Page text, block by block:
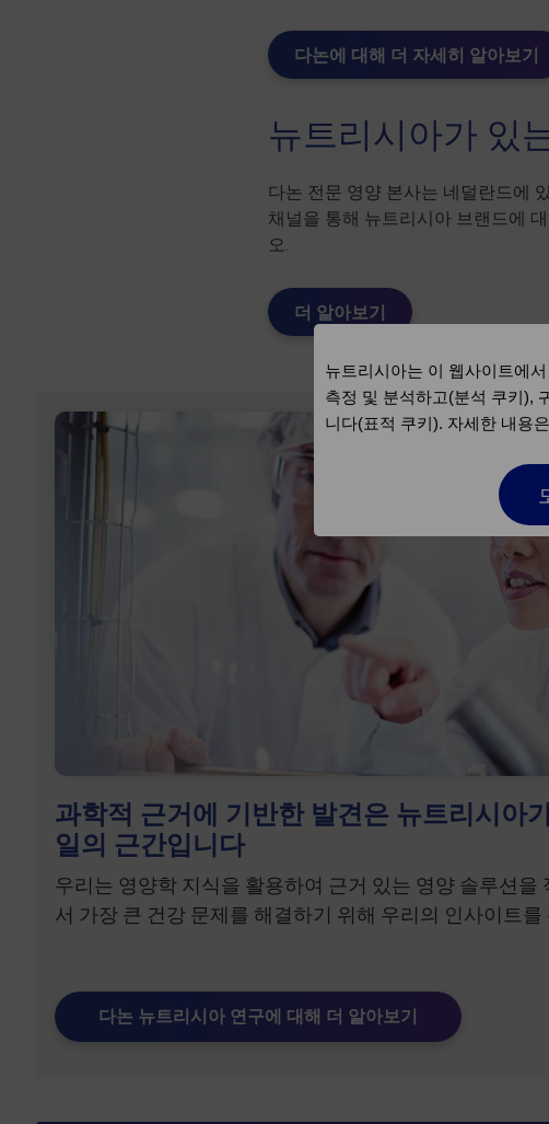
다논에 대해 더 자세히 알아보기
뉴트리시아가 있
다논 전문 영양 본사는 네덜란드에
채널을 통해 뉴트리시아 브랜드에
오.
더 알아보기
과학적 근거에 기반한 발견은 뉴트리시아
일의 근간입니다
우리는 영양학 지식을 활용하여 근거 있는 영양 솔루션을
서 가장 큰 건강 문제를 해결하기 위해 우리의 인사이트를
다논 뉴트리시아 연구에 대해 더 알아보기
뉴트리시아는 이 웹사이트에
측정 및 분석하고(분석 쿠키),
니다(표적 쿠키). 자세한 내용은